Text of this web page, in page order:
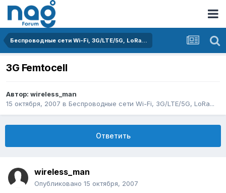
Беспроводные сети Wi-Fi, 3G/LTE/5G, LoRa...
3G Femtocell
Автор: wireless_man
15 октября, 2007 в Беспроводные сети Wi-Fi, 3G/LTE/5G, LoRa...
Ответить
wireless_man
Опубликовано 15 октября, 2007